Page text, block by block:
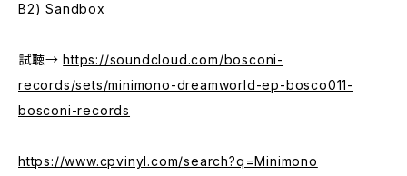
B2) Sandbox
試聴→https://soundcloud.com/bosconi-
records/sets/minimono-dreamworld-ep-bosco011-
bosconi-records
https://www.cpvinyl.com/search?q=Minimono